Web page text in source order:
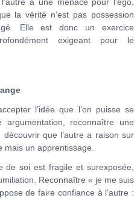
la vérité n’est pas possession
Elle est donc un exercice
exigeant pour le
l’idée que l’on puisse se
reconnaître une
que l’autre a raison sur
mais un apprentissage.
de soi est fragile et surexposée,
Reconnaître « je me suis
de faire confiance à l’autre :